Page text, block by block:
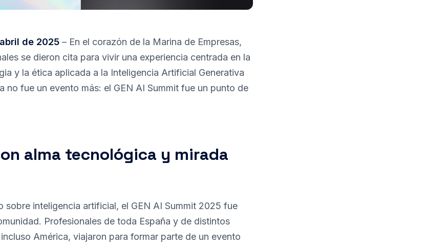
de 2025 – En el corazón de la Marina de Empresas,
se dieron cita para vivir una experiencia centrada en la
y la ética aplicada a la Inteligencia Artificial Generativa
no fue un evento más: el GEN AI Summit fue un punto de
alma tecnológica y mirada
sobre inteligencia artificial, el GEN AI Summit 2025 fue
Profesionales de toda España y de distintos
América, viajaron para formar parte de un evento